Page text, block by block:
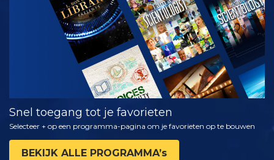
SERIE
Snel toegang tot je favorieten
Selecteer + op een programma-pagina om je favorieten op te bouwen
BEKIJK ALLE PROGRAMMA’s